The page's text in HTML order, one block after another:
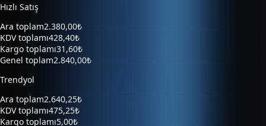
Hızlı Satış
Ara toplam2.380,00₺
KDV toplamı428,40₺
Kargo toplamı31,60₺
Genel toplam2.840,00₺
Trendyol
Ara toplam2.640,25₺
KDV toplamı475,25₺
Kargo toplamı5,00₺